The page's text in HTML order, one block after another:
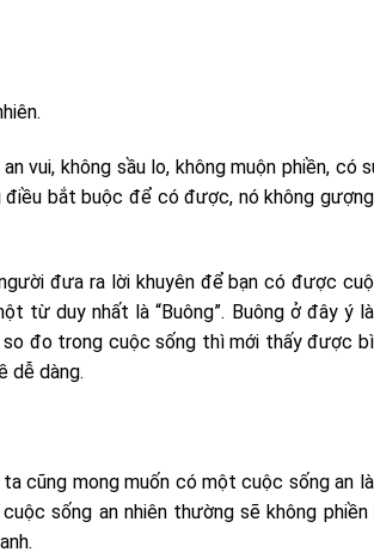
vui, không sầu lo, không muộn phiền, có
bắt buộc để có được, nó không
đưa ra lời khuyên để bạn có được
từ duy nhất là “Buông”. Buông ở đây ý
đo trong cuộc sống thì mới thấy được
dễ dàng.
cũng mong muốn có một cuộc sống an
sống an nhiên thường sẽ không phiền